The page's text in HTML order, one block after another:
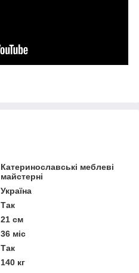
Катеринославські меблеві
майстерні
Україна
Так
21 см
36 міс
Так
140 кг